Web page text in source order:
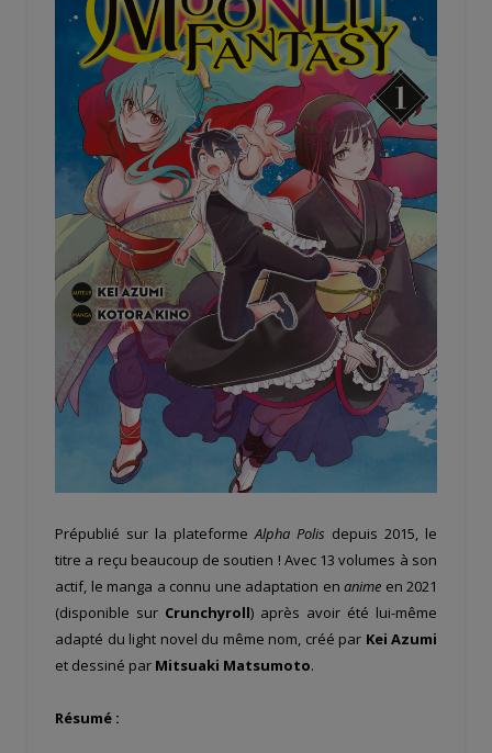
Prépublié sur la plateforme Alpha Polis depuis 2015, le
titre a reçu beaucoup de soutien ! Avec 13 volumes à son
actif, le manga a connu une adaptation en anime en 2021
(disponible sur Crunchyroll) après avoir été lui-même
adapté du light novel du même nom, créé par Kei Azumi
et dessiné par Mitsuaki Matsumoto.
Résumé :